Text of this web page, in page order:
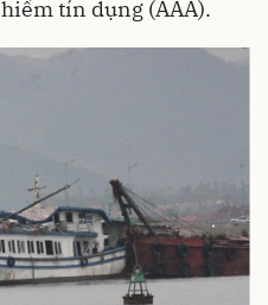
tín dụng (AAA).